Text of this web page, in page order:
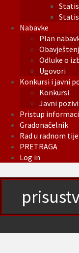
Nabavke
Plan
Odluke o
Ugovori
Konkursi i javni
Konkursi
Javni pozivi
Pristup
Gradonačelnik
Rad u radnom
PRETRAGA
Log in